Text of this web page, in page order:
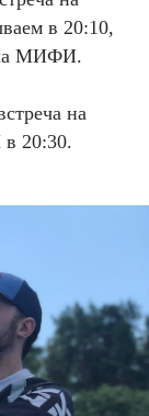
в 20:10,
МИФИ.
на
20:30.